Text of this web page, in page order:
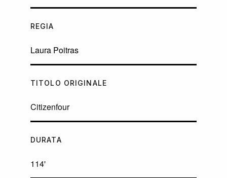
REGIA
Laura Poitras
TITOLO ORIGINALE
Citizenfour
DURATA
114'